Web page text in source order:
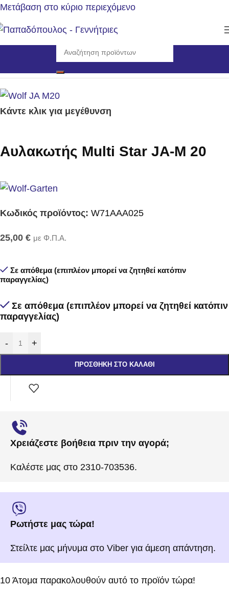
Μετάβαση στο κύριο περιεχόμενο
Αρχική σελίδα/Εργαλεία/Εργαλεία Χειρός
Κάντε κλικ για μεγέθυνση
Αυλακωτής Multi Star JA-M 20
Κωδικός προϊόντος: W71AAA025
25,00 € με Φ.Π.Α.
Σε απόθεμα (επιπλέον μπορεί να ζητηθεί κατόπιν
παραγγελίας)
Σε απόθεμα (επιπλέον μπορεί να ζητηθεί κατόπιν
παραγγελίας)
- +
ΠΡΟΣΘΉΚΗ ΣΤΟ ΚΑΛΆΘΙ
Χρειάζεστε βοήθεια πριν την αγορά;
Καλέστε μας στο 2310-703536.
Ρωτήστε μας τώρα!
Στείλτε μας μήνυμα στο Viber για άμεση απάντηση.
10 Άτομα παρακολουθούν αυτό το προϊόν τώρα!